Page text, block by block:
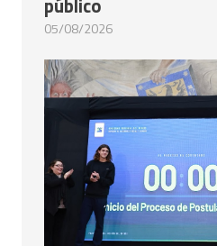
público
05/08/2026